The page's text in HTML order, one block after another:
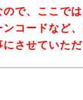
ので、ここで
ンコードなど
にさせていただ